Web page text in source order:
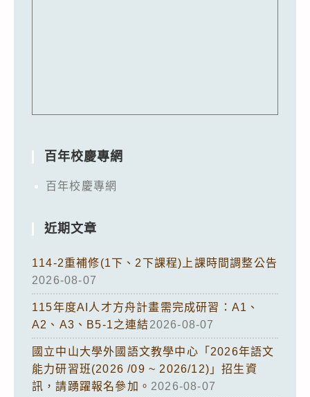
百年校慶專網
百年校慶專網
近期文章
114-2重補修(1下、2下課程)上課時間調整公告
2026-08-07
115年度AI人才方舟計畫需完成研習：A1、
A2、A3、B5-1之連結2026-08-07
國立中山大學外國語文教學中心「2026年語文
能力研習班(2026 /09 ~ 2026/12)」招生資
訊，請踴躍報名參加。 2026-08-07